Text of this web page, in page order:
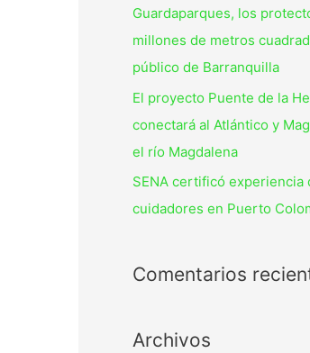
Guardaparques, los
millones de metros
público de Barranquilla
El proyecto Puente de la
conectará al Atlántico y
el río Magdalena
SENA certificó experiencia
cuidadores en Puerto
Comentarios
Archivos